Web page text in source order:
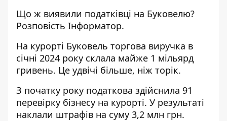
Що ж виявили податківці на Буковелю?
Розповість Інформатор.
На курорті Буковель торгова виручка в
січні 2024 року склала майже 1 мільярд
гривень. Це удвічі більше, ніж торік.
З початку року податкова здійснила 91
перевірку бізнесу на курорті. У результаті
наклали штрафів на суму 3,2 млн грн.